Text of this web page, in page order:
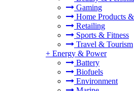
Gaming
Home Products
Retailing
Sports & Fitness
Travel & Tourism
+ Energy & Power
Battery
Biofuels
Environment